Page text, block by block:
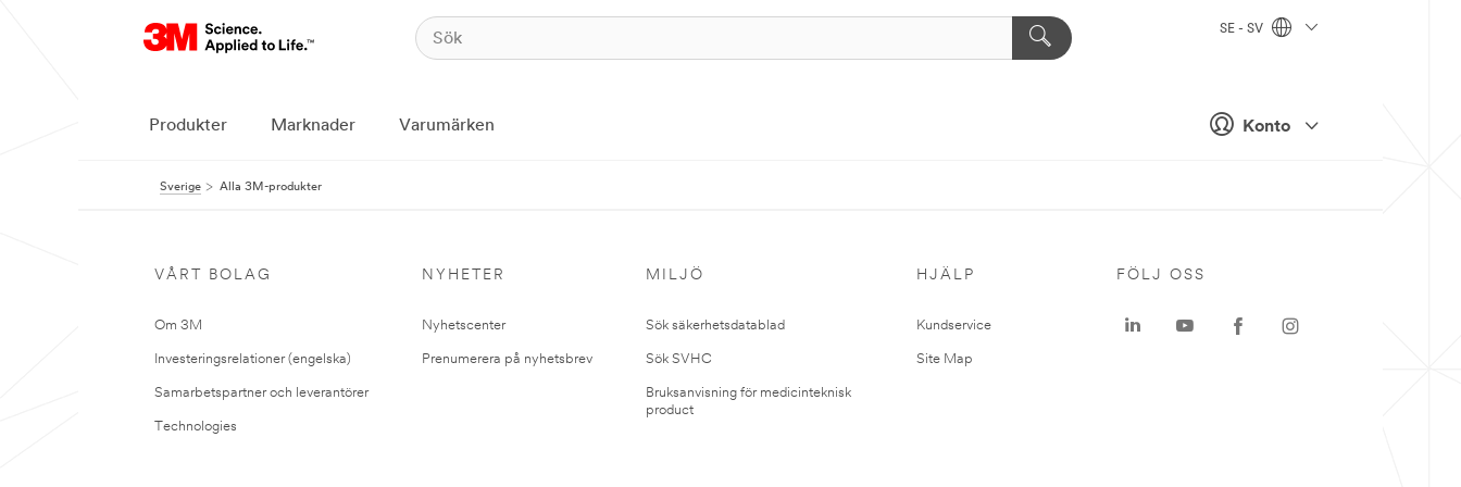
Konto
SE - SV
Produkter Marknader Varumärken
Sverige Alla 3M-produkter
VÅRT BOLAG
Om 3M
Investeringsrelationer (engelska)
Samarbetspartner och leverantörer
Technologies
NYHETER
Nyhetscenter
Prenumerera på nyhetsbrev
MILJÖ
Sök säkerhetsdatablad
Sök SVHC
Bruksanvisning för medicinteknisk
product
HJÄLP
Kundservice
Site Map
FÖLJ OSS